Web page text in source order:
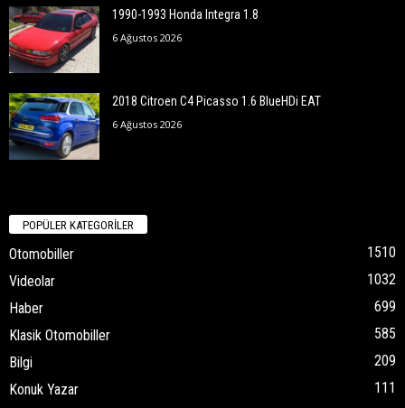
1990-1993 Honda Integra 1.8
6 Ağustos 2026
2018 Citroen C4 Picasso 1.6 BlueHDi EAT
6 Ağustos 2026
POPÜLER KATEGORİLER
Otomobiller
1510
Videolar
1032
Haber
699
Klasik Otomobiller
585
Bilgi
209
Konuk Yazar
111